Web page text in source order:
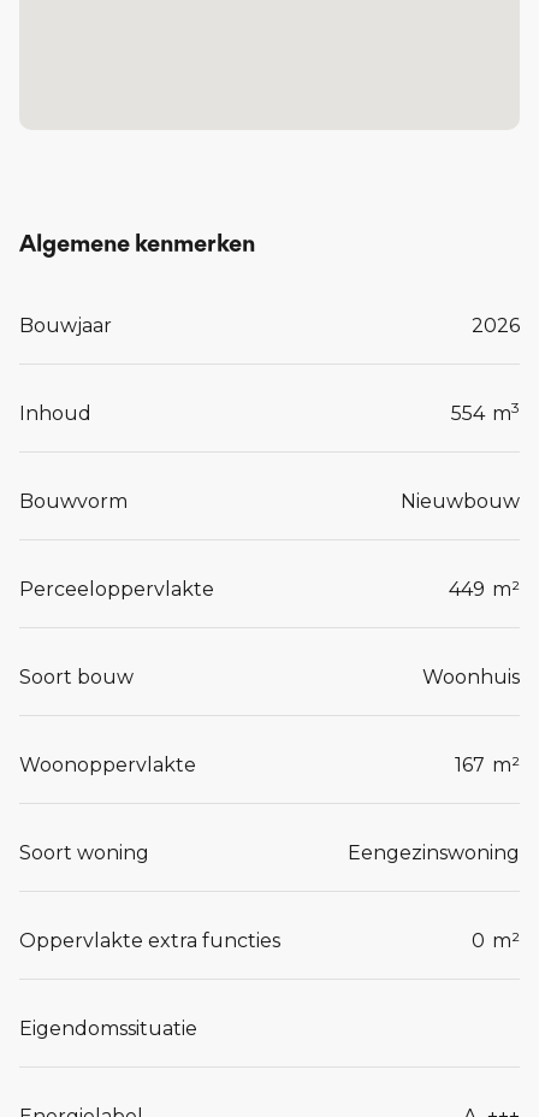
Algemene kenmerken
Bouwjaar 2026
Inhoud 554 m3
Bouwvorm Nieuwbouw
Perceeloppervlakte 449 m²
Soort bouw Woonhuis
Woonoppervlakte 167 m²
Soort woning Eengezinswoning
Oppervlakte extra functies 0 m²
Eigendomssituatie